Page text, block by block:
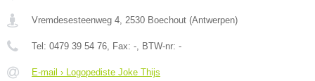
Vremdesesteenweg 4 2530 Boechout (Antwerpen)
Tel: 0479 39 54 76 , Fax: - , BTW-nr: -
E-mail › Logopediste Joke Thijs